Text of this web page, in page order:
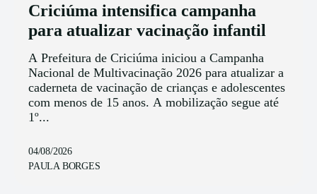
Criciúma intensifica campanha
para atualizar vacinação infantil
A Prefeitura de Criciúma iniciou a Campanha
Nacional de Multivacinação 2026 para atualizar a
caderneta de vacinação de crianças e adolescentes
com menos de 15 anos. A mobilização segue até
1º...
04/08/2026
PAULA BORGES